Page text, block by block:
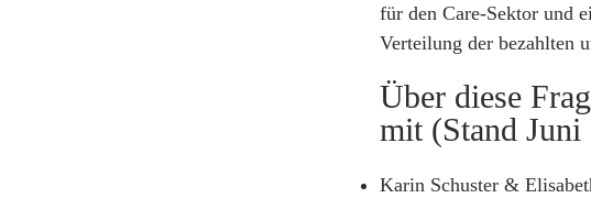
für den Care-Sektor und
Verteilung der bezahlten
Über diese
mit (Stand Juni
Karin Schuster &